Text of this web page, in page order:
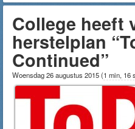
College heeft
herstelplan
Continued”
Woensdag 26 augustus 2015(1 min, 16